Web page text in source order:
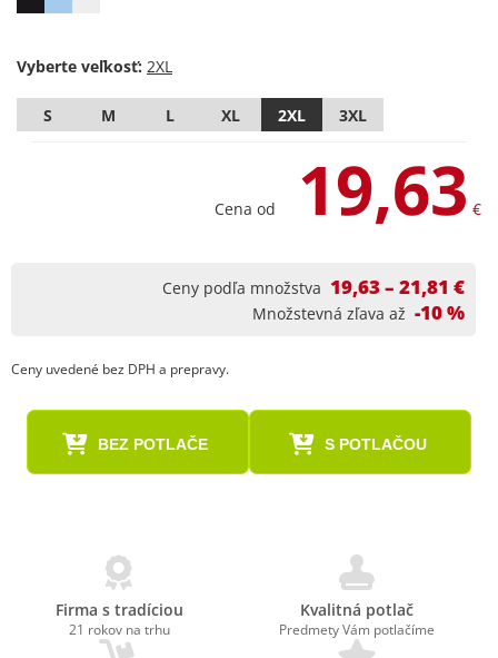
Vyberte veľkosť:
S M L XL 2XL 3XL
Cena od 19,63 €
Ceny podľa množstva 19,63 – 21,81 €
Množstevná zľava až -10 %
Ceny uvedené bez DPH a prepravy.
BEZ POTLAČE S POTLAČOU
Firma s tradíciou
21 rokov na trhu
Kvalitná potlač
Predmety Vám potlačíme